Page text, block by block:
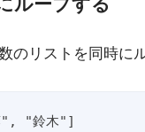
のリストを同時に
", "鈴木"]